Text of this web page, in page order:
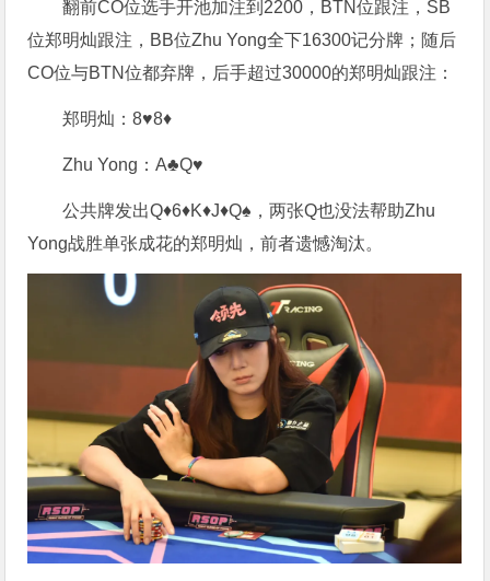
翻前CO位选手开池加注到2200，BTN位跟注，SB
位郑明灿跟注，BB位Zhu Yong全下16300记分牌；随后
CO位与BTN位都弃牌，后手超过30000的郑明灿跟注：
郑明灿：8♥️8♦️
Zhu Yong：A♣️Q♥️
公共牌发出Q♦️6♦️K♦️J♦️Q♠️，两张Q也没法帮助Zhu
Yong战胜单张成花的郑明灿，前者遗憾淘汰。